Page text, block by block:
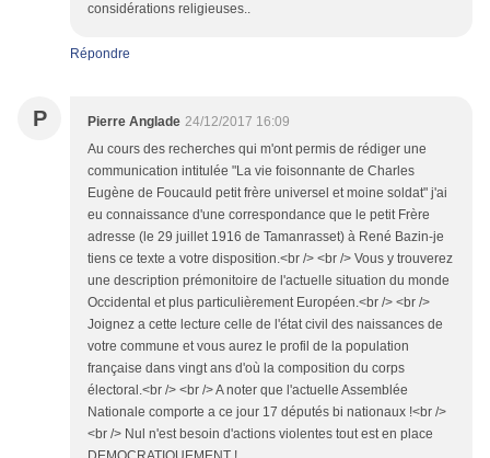
considérations religieuses..
Répondre
P Pierre Anglade 24/12/2017 16:09
Au cours des recherches qui m'ont permis de rédiger une
communication intitulée "La vie foisonnante de Charles
Eugène de Foucauld petit frère universel et moine soldat" j'ai
eu connaissance d'une correspondance que le petit Frère
adresse (le 29 juillet 1916 de Tamanrasset) à René Bazin-je
tiens ce texte a votre disposition.<br /> <br /> Vous y trouverez
une description prémonitoire de l'actuelle situation du monde
Occidental et plus particulièrement Européen.<br /> <br />
Joignez a cette lecture celle de l'état civil des naissances de
votre commune et vous aurez le profil de la population
française dans vingt ans d'où la composition du corps
électoral.<br /> <br /> A noter que l'actuelle Assemblée
Nationale comporte a ce jour 17 députés bi nationaux !<br />
<br /> Nul n'est besoin d'actions violentes tout est en place